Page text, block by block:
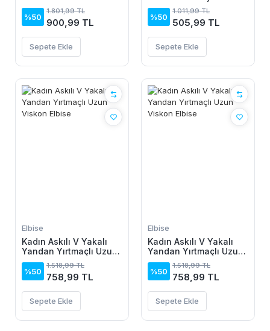
Midi Ithal Krep Elbise
%50
1.801,99 TL
900,99 TL
Sepete Ekle
Kısa Süprem Elbise
%50
1.011,99 TL
505,99 TL
Sepete Ekle
Elbise
Kadın Askılı V Yakalı
Yandan Yırtmaçlı Uzun
Viskon Elbise
%50
1.518,99 TL
758,99 TL
Sepete Ekle
Elbise
Kadın Askılı V Yakalı
Yandan Yırtmaçlı Uzun
Viskon Elbise
%50
1.518,99 TL
758,99 TL
Sepete Ekle